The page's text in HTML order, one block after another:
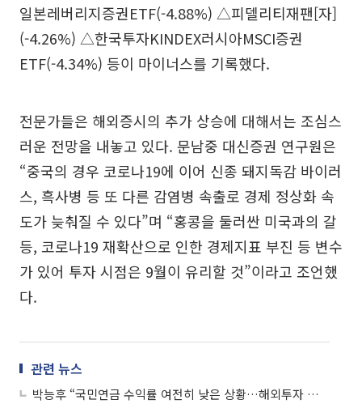
일본레버리지증권ETF(-4.88%) △피델리티재팬[자]
(-4.26%) △한국투자KINDEX러시아MSCI증권
ETF(-4.34%) 등이 마이너스를 기록했다.
전문가들은 해외증시의 추가 상승에 대해서는 조심스
러운 전망을 내놓고 있다. 문남중 대신증권 연구원은
“중국의 경우 코로나19에 이어 신종 돼지독감 바이러
스, 흑사병 등 또 다른 감염병 속출로 경제 정상화 속
도가 늦춰질 수 있다”며 “홍콩을 둘러싼 미국과의 갈
등, 코로나19 재확산으로 인한 경제지표 부진 등 변수
가 있어 투자 시점은 9월이 유리할 것”이라고 조언했
다.
관련 뉴스
박능후 “국민연금 수익률 여전히 낮은 상황…해외투자 확대 차질없이 이행할 것”